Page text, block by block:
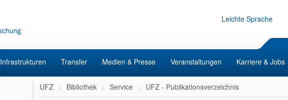
Leichte Sprache
Infrastrukturen Transfer Medien & Presse Veranstaltungen Karriere & Jobs
UFZ Bibliothek Service UFZ - Publikationsverzeichnis